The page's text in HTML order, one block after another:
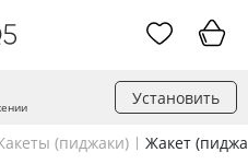
Установить
(пиджаки) Жакет